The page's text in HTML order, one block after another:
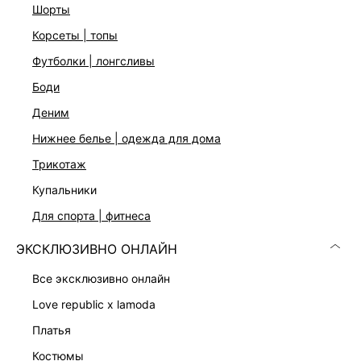
шорты
корсеты | топы
футболки | лонгсливы
боди
деним
нижнее белье | одежда для дома
трикотаж
купальники
для спорта | фитнеса
ЭКСКЛЮЗИВНО ОНЛАЙН
все эксклюзивно онлайн
love republic x lamoda
платья
костюмы
Скачать
в AppStore
КАТАЛОГ
КОМПАНИЯ
КЛИЕНТАМ
ЛИЧНЫЙ КАБИНЕТ